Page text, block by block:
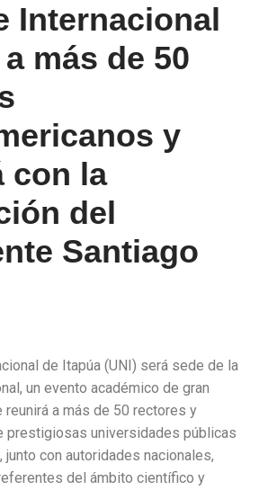
Internacional
más de 50
y
con la
del
Santiago
de Itapúa (UNI) será sede de la
un evento académico de gran
reunirá a más de 50 rectores y
prestigiosas universidades públicas
junto con autoridades nacionales,
del ámbito científico y